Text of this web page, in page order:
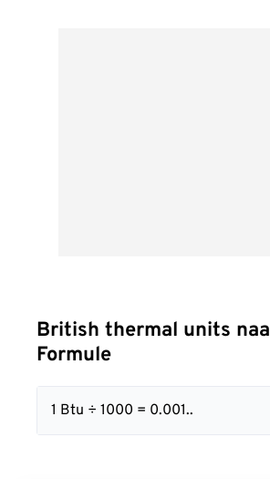
British thermal units
Formule
1 Btu ÷ 1000 = 0.001..